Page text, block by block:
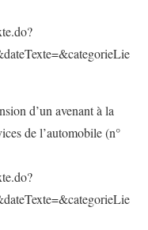
d’un avenant à la
de l’automobile (n°